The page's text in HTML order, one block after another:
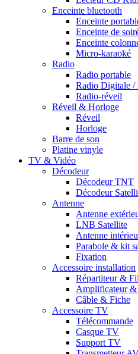
Enceinte bluetooth
Enceinte
Enceinte de
Enceinte
Micro-karaoké
Radio
Radio portable
Radio Digitale
Radio-réveil
Réveil & Horloge
Réveil
Horloge
Barre de son
Platine vinyle
TV & Vidéo
Décodeur
Décodeur TNT
Décodeur
Antenne
Antenne
LNB Satellite
Antenne
Parabole & kit
Fixation
Accessoire installation
Répartiteur &
Amplificateur
Câble & Fiche
Accessoire TV
Télécommande
Casque TV
Support TV